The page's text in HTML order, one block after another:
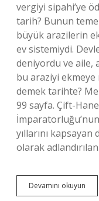
vergiyi sipahi’ye
tarih? Bunun
büyük arazilerin
ev sistemiydi.
deniyordu ve aile,
bu araziyi
demek tarihte?
99 sayfa. Çift-
yıllarını
olarak
Devamını okuyun